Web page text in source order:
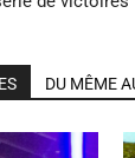
DU MÊME